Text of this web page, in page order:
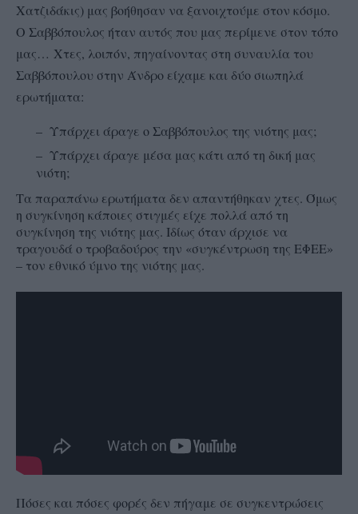
Χατζιδάκις) μας βοήθησαν να ξανοιχτούμε στον κόσμο.
Ο Σαββόπουλος ήταν αυτός που μας περίμενε στον τόπο
μας… Χτες, λοιπόν, πηγαίνοντας στη συναυλία του
Σαββόπουλου στην Άνδρο είχαμε και δύο σιωπηλά
ερωτήματα:
– Υπάρχει άραγε ο Σαββόπουλος της νιότης μας;
– Υπάρχει άραγε μέσα μας κάτι από τη δική μας
νιότη;
Τα παραπάνω ερωτήματα δεν απαντήθηκαν χτες. Όμως
η συγκίνηση κάποιες στιγμές είχε πολλά από τη
συγκίνηση της νιότης μας. Ιδίως όταν άρχισε να
τραγουδά ο τροβαδούρος την «συγκέντρωση της ΕΦΕΕ»
– τον εθνικό ύμνο της νιότης μας.
Πόσες και πόσες φορές δεν πήγαμε σε συγκεντρώσεις